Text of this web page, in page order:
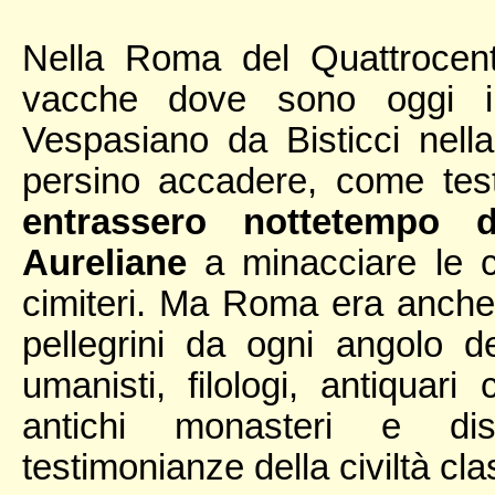
Nella Roma del
vacche dove sono oggi
Vespasiano da Bisticci
persino accadere, come
entrassero
Aurelianea minacciare le
cimiteri. Ma Roma era
pellegrini da ogni angolo
umanisti, filologi, antiquari
antichi monasteri e
testimonianze della civiltà